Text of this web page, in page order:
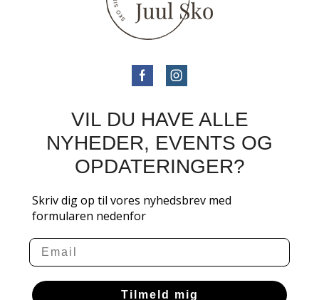
VIL DU HAVE ALLE
NYHEDER, EVENTS OG
OPDATERINGER?
Skriv dig op til vores nyhedsbrev med
formularen nedenfor
Email
Tilmeld mig